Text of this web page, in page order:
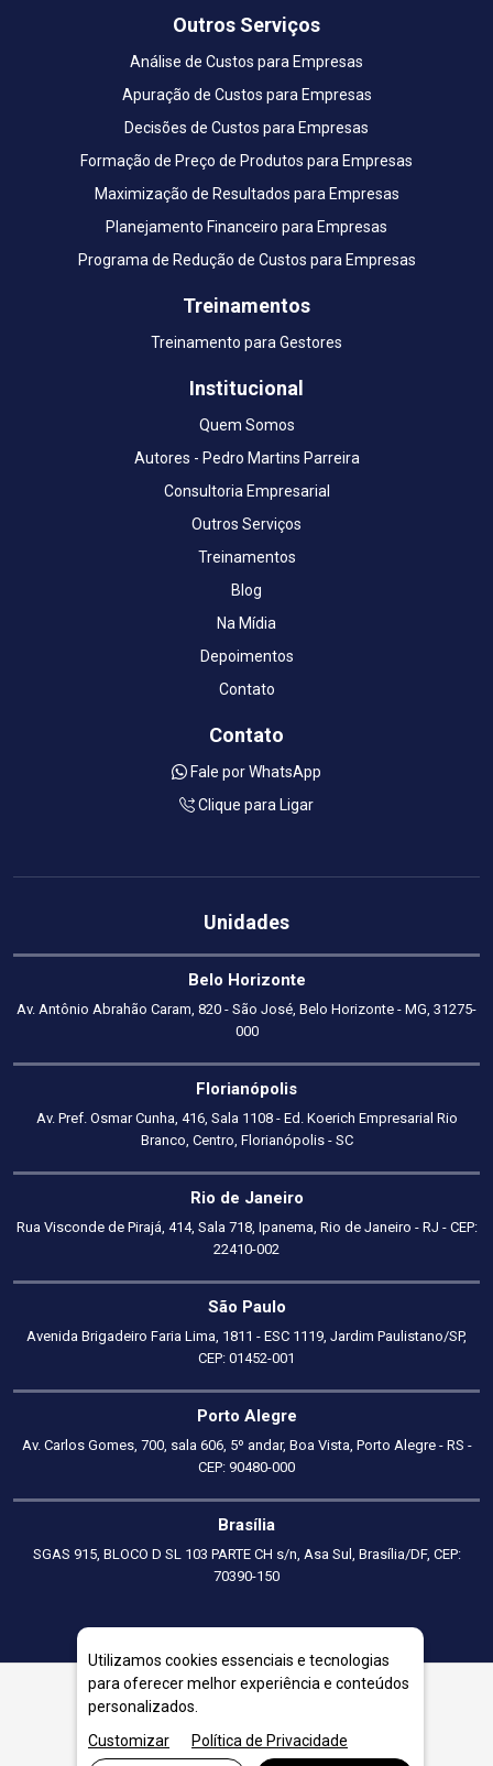
Outros Serviços
Análise de Custos para Empresas
Apuração de Custos para Empresas
Decisões de Custos para Empresas
Formação de Preço de Produtos para Empresas
Maximização de Resultados para Empresas
Planejamento Financeiro para Empresas
Programa de Redução de Custos para Empresas
Treinamentos
Treinamento para Gestores
Institucional
Quem Somos
Autores - Pedro Martins Parreira
Consultoria Empresarial
Outros Serviços
Treinamentos
Blog
Na Mídia
Depoimentos
Contato
Contato
Fale por WhatsApp
Clique para Ligar
Unidades
Belo Horizonte
Av. Antônio Abrahão Caram, 820 - São José, Belo Horizonte - MG, 31275-
000
Florianópolis
Av. Pref. Osmar Cunha, 416, Sala 1108 - Ed. Koerich Empresarial Rio
Branco, Centro, Florianópolis - SC
Rio de Janeiro
Rua Visconde de Pirajá, 414, Sala 718, Ipanema, Rio de Janeiro - RJ - CEP:
22410-002
São Paulo
Avenida Brigadeiro Faria Lima, 1811 - ESC 1119, Jardim Paulistano/SP,
CEP: 01452-001
Porto Alegre
Av. Carlos Gomes, 700, sala 606, 5º andar, Boa Vista, Porto Alegre - RS -
CEP: 90480-000
Brasília
SGAS 915, BLOCO D SL 103 PARTE CH s/n, Asa Sul, Brasília/DF, CEP:
70390-150
Consultoria Empresarial em Itaboraí
Utilizamos cookies essenciais e tecnologias
para oferecer melhor experiência e conteúdos
personalizados.
Customizar
Política de Privacidade